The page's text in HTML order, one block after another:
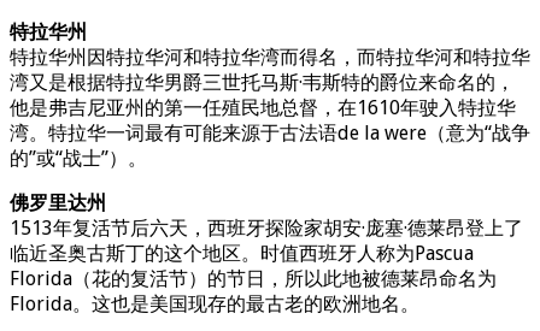
特拉华州
特拉华州因特拉华河和特拉华湾而得名，而特拉华河和特拉华
湾又是根据特拉华男爵三世托马斯·韦斯特的爵位来命名的，
他是弗吉尼亚州的第一任殖民地总督，在1610年驶入特拉华
湾。特拉华一词最有可能来源于古法语de la were（意为“战争
的”或“战士”）。
佛罗里达州
1513年复活节后六天，西班牙探险家胡安·庞塞·德莱昂登上了
临近圣奥古斯丁的这个地区。时值西班牙人称为Pascua
Florida（花的复活节）的节日，所以此地被德莱昂命名为
Florida。这也是美国现存的最古老的欧洲地名。